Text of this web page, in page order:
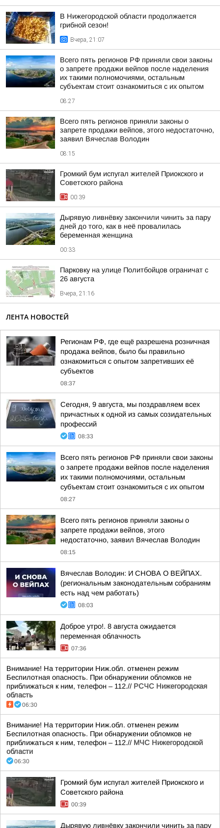
В Нижегородской области продолжается
грибной сезон!
Вчера, 21:07
Всего пять регионов РФ приняли свои законы
о запрете продажи вейпов после наделения
их такими полномочиями, остальным
субъектам стоит ознакомиться с их опытом
08:27
Всего пять регионов приняли законы о
запрете продажи вейпов, этого недостаточно,
заявил Вячеслав Володин
08:15
Громкий бум испугал жителей Приокского и
Советского района
00:39
Дырявую ливнёвку закончили чинить за пару
дней до того, как в неё провалилась
беременная женщина
00:33
Парковку на улице Политбойцов ограничат с
26 августа
Вчера, 21:16
ЛЕНТА НОВОСТЕЙ
Регионам РФ, где ещё разрешена розничная
продажа вейпов, было бы правильно
ознакомиться с опытом запретивших её
субъектов
08:37
Сегодня, 9 августа, мы поздравляем всех
причастных к одной из самых созидательных
профессий
08:33
Всего пять регионов РФ приняли свои законы
о запрете продажи вейпов после наделения
их такими полномочиями, остальным
субъектам стоит ознакомиться с их опытом
08:27
Всего пять регионов приняли законы о
запрете продажи вейпов, этого
недостаточно, заявил Вячеслав Володин
08:15
Вячеслав Володин: И СНОВА О ВЕЙПАХ.
(региональным законодательным собраниям
есть над чем работать)
08:03
Доброе утро!. 8 августа ожидается
переменная облачность
07:36
Внимание! На территории Ниж.обл. отменен режим
Беспилотная опасность. При обнаружении обломков не
приближаться к ним, телефон – 112.// РСЧС Нижегородская
область
06:30
Внимание! На территории Ниж.обл. отменен режим
Беспилотная опасность. При обнаружении обломков не
приближаться к ним, телефон – 112.// МЧС Нижегородской
области
06:30
Громкий бум испугал жителей Приокского и
Советского района
00:39
Дырявую ливнёвку закончили чинить за пару